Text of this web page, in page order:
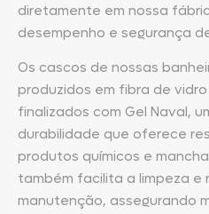
diretamente em nossa
desempenho e segurança
Os cascos de nossas
produzidos em fibra de
finalizados com Gel Naval,
durabilidade que oferece
produtos químicos e
também facilita a limpeza e
manutenção, assegurando